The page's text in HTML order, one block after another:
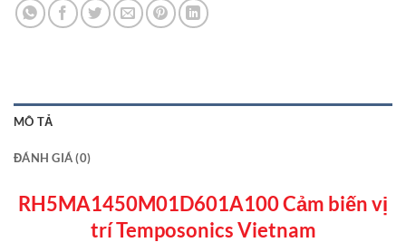
MÔ TẢ
ĐÁNH GIÁ (0)
RH5MA1450M01D601A100 Cảm biến vị
trí Temposonics Vietnam